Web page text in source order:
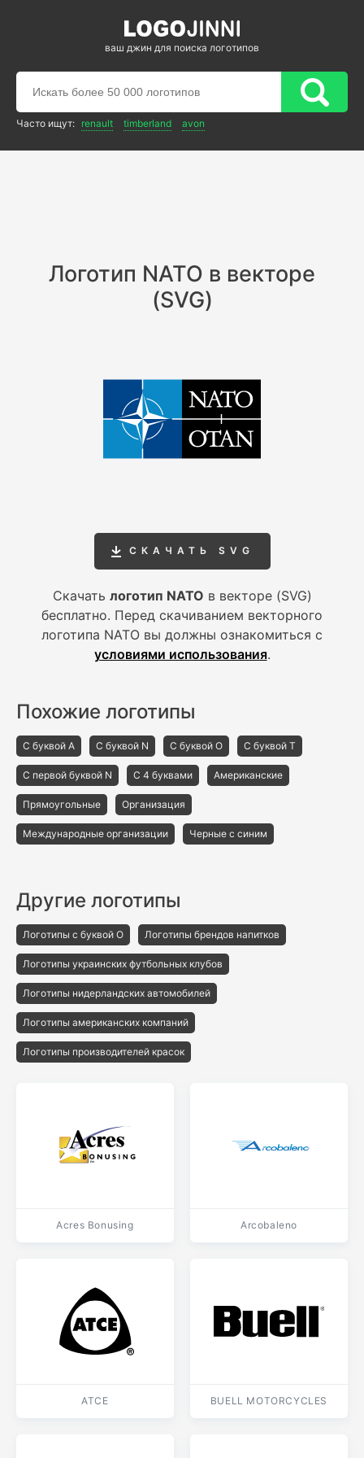
ваш джин для поиска логотипов
Часто ищут: renault timberland avon
Логотип NATO в векторе
(SVG)
СКАЧАТЬ SVG
Скачать логотип NATO в векторе (SVG)
бесплатно. Перед скачиванием векторного
логотипа NATO вы должны ознакомиться с
условиями использования.
Похожие логотипы
С буквой A С буквой N С буквой O С буквой T
С первой буквой N С 4 буквами Американские
Прямоугольные Организация
Международные организации Черные с синим
Другие логотипы
Логотипы с буквой O Логотипы брендов напитков
Логотипы украинских футбольных клубов
Логотипы нидерландских автомобилей
Логотипы американских компаний
Логотипы производителей красок
Acres Bonusing Arcobaleno
ATCE BUELL MOTORCYCLES